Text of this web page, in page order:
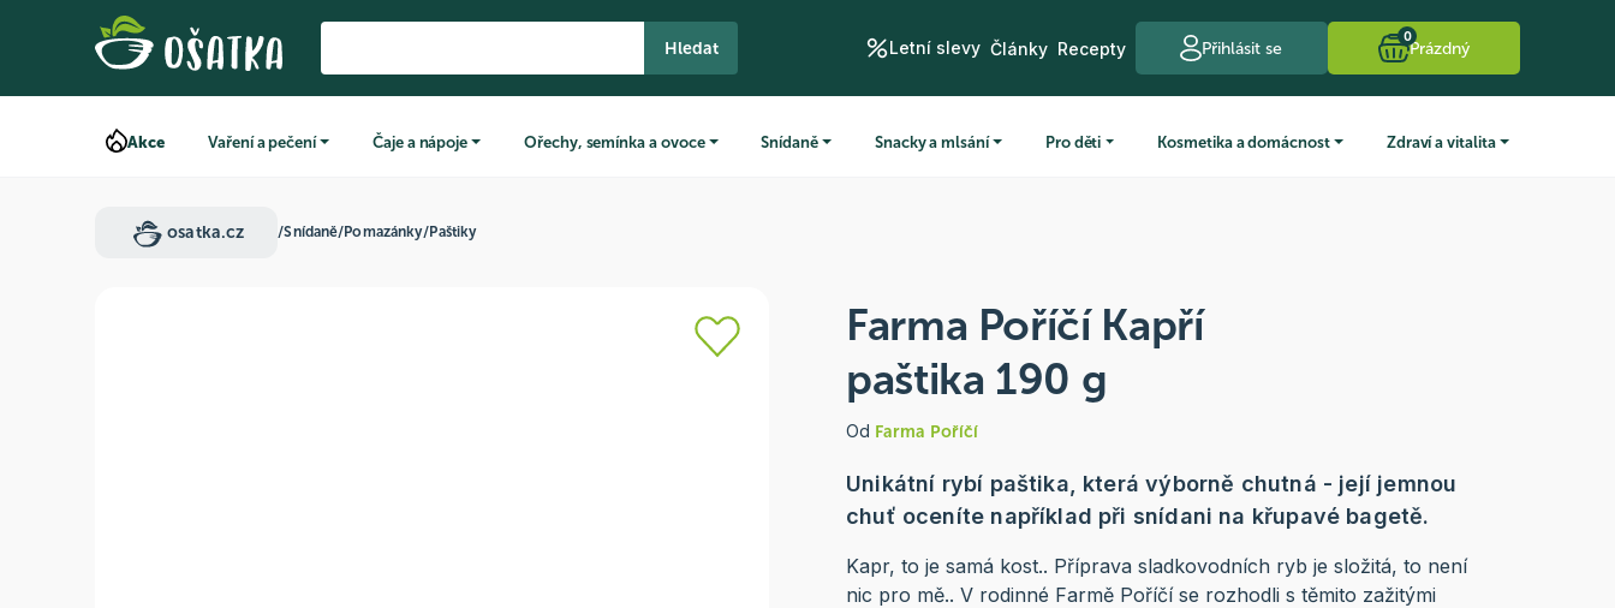
Hledat Letní slevy Články Recepty Přihlásit se
0
Prázdný
Akce Vaření a pečení Čaje a nápoje Ořechy, semínka a ovoce Snídaně Snacky a mlsání Pro děti Kosmetika a domácnost Zdraví a vitalita
osatka.cz /Snídaně/Pomazánky/Paštiky
Farma Poříčí Kapří
paštika 190 g
Od Farma Poříčí
Unikátní rybí paštika, která výborně chutná - její jemnou
chuť oceníte například při snídani na křupavé bagetě.
Kapr, to je samá kost.. Příprava sladkovodních ryb je složitá, to není
nic pro mě.. V rodinné Farmě Poříčí se rozhodli s těmito zažitými